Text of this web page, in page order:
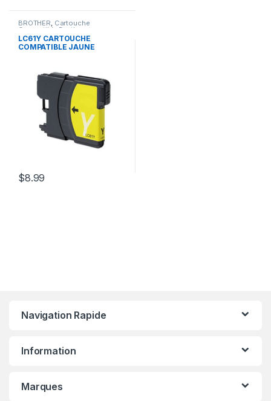
BROTHER, Cartouche
Compatible Brother
LC61Y CARTOUCHE
COMPATIBLE JAUNE
$8.99
Navigation Rapide
Information
Marques